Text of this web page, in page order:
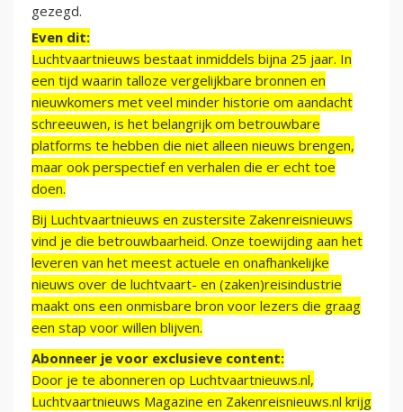
gezegd.
Even dit:
Luchtvaartnieuws bestaat inmiddels bijna 25 jaar. In
een tijd waarin talloze vergelijkbare bronnen en
nieuwkomers met veel minder historie om aandacht
schreeuwen, is het belangrijk om betrouwbare
platforms te hebben die niet alleen nieuws brengen,
maar ook perspectief en verhalen die er echt toe
doen.
Bij Luchtvaartnieuws en zustersite Zakenreisnieuws
vind je die betrouwbaarheid. Onze toewijding aan het
leveren van het meest actuele en onafhankelijke
nieuws over de luchtvaart- en (zaken)reisindustrie
maakt ons een onmisbare bron voor lezers die graag
een stap voor willen blijven.
Abonneer je voor exclusieve content:
Door je te abonneren op Luchtvaartnieuws.nl,
Luchtvaartnieuws Magazine en Zakenreisnieuws.nl krijg